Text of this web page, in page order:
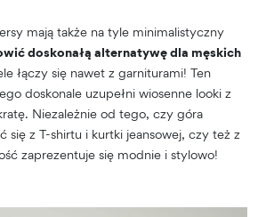
mają także na tyle minimalistyczny
doskonałą alternatywę dla męskich
łączy się nawet z garniturami! Ten
doskonale uzupełni wiosenne looki z
Niezależnie od tego, czy góra
się z T-shirtu i kurtki jeansowej, czy też z
zaprezentuje się modnie i stylowo!